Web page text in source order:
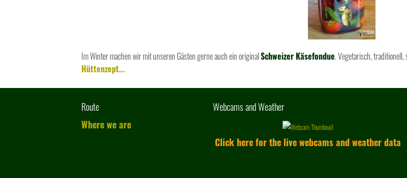
Im Winter machen wir mit unseren Gästen gerne auch ein originalSchweizer Käsefondue. Vegetarisch,
Hüttenzept...
Route
Where we are
Webcams and Weather
Click here for the live webcams and weather data